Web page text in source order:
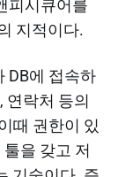
피시큐어를
지적이다.
DB에 접속하
연락처 등의
때 권한이 있
을 갖고 저